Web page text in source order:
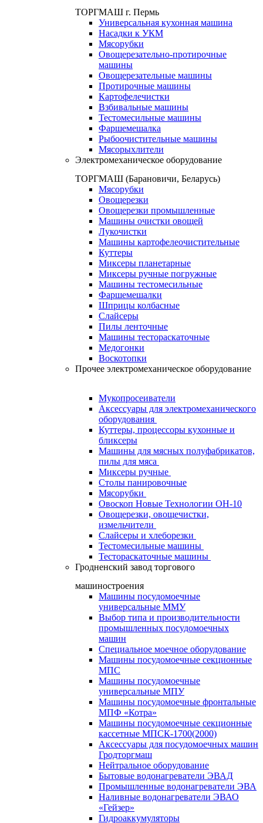
ТОРГМАШ г. Пермь
Универсальная кухонная машина
Насадки к УКМ
Мясорубки
Овощерезательно-протирочные
машины
Овощерезательные машины
Протирочные машины
Картофелечистки
Взбивальные машины
Тестомесильные машины
Фаршемешалка
Рыбоочистительные машины
Мясорыхлители
Электромеханическое оборудование
ТОРГМАШ (Барановичи, Беларусь)
Мясорубки
Овощерезки
Овощерезки промышленные
Машины очистки овощей
Лукочистки
Машины картофелеочистительные
Куттеры
Миксеры планетарные
Миксеры ручные погружные
Машины тестомесильные
Фаршемешалки
Шприцы колбасные
Слайсеры
Пилы ленточные
Машины тестораскаточные
Медогонки
Воскотопки
Прочее электромеханическое оборудование
Мукопросеиватели
Аксессуары для электромеханического
оборудования
Куттеры, процессоры кухонные и
бликсеры
Машины для мясных полуфабрикатов,
пилы для мяса
Миксеры ручные
Столы панировочные
Мясорубки
Овоскоп Новые Технологии ОН-10
Овощерезки, овощечистки,
измельчители
Слайсеры и хлеборезки
Тестомесильные машины
Тестораскаточные машины
Гродненский завод торгового
машиностроения
Машины посудомоечные
универсальные ММУ
Выбор типа и производительности
промышленных посудомоечных
машин
Специальное моечное оборудование
Машины посудомоечные секционные
МПС
Машины посудомоечные
универсальные МПУ
Машины посудомоечные фронтальные
МПФ «Котра»
Машины посудомоечные секционные
кассетные МПСК-1700(2000)
Аксессуары для посудомоечных машин
Гродторгмаш
Нейтральное оборудование
Бытовые водонагреватели ЭВАД
Промышленные водонагреватели ЭВА
Наливные водонагреватели ЭВАО
«Гейзер»
Гидроаккумуляторы